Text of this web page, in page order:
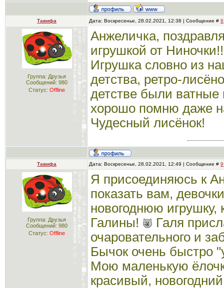
Тавифа Дата: Воскресенье, 28.02.2021, 12:38 | Сообщение # 8
Группа: Друзья
Сообщений: 980
Статус: Offline
Анжеличка,
игрушкой от
Игрушка словно из
детства, ретро-
детстве были ватные
хорошо помню даже
Чудесный лисёнок!
Тавифа Дата: Воскресенье, 28.02.2021, 12:49 | Сообщение # 9
Группа: Друзья
Сообщений: 980
Статус: Offline
Я присоединяюсь к
показать вам,
новогоднюю игрушку,
Галины!
Галя
очаровательного и
Бычок очень быстро
Мою маленькую
красивый,